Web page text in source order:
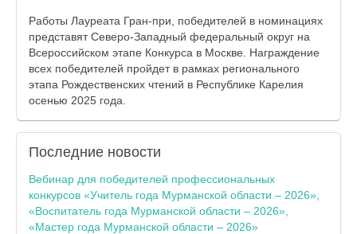
Работы Лауреата Гран-при, победителей в номинациях
представят Северо-Западный федеральный округ на
Всероссийском этапе Конкурса в Москве. Награждение
всех победителей пройдет в рамках регионального
этапа Рождественских чтений в Республике Карелия
осенью 2025 года.
Последние новости
Вебинар для победителей профессиональных
конкурсов «Учитель года Мурманской области – 2026»,
«Воспитатель года Мурманской области – 2026»,
«Мастер года Мурманской области – 2026»